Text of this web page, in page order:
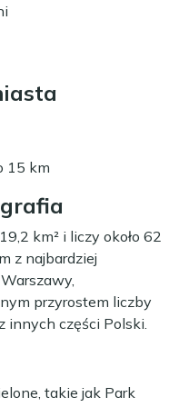
15 km
km² i liczy około 62
z najbardziej
przyrostem liczby
innych części Polski.
takie jak Park